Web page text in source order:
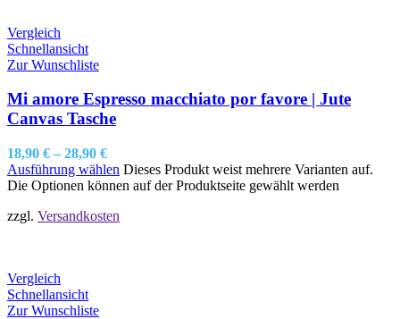
Vergleich
Schnellansicht
Zur Wunschliste
Mi amore Espresso macchiato por favore | Jute
Canvas Tasche
18,90 € – 28,90 €
Ausführung wählen Dieses Produkt weist mehrere Varianten auf.
Die Optionen können auf der Produktseite gewählt werden
zzgl. Versandkosten
Vergleich
Schnellansicht
Zur Wunschliste